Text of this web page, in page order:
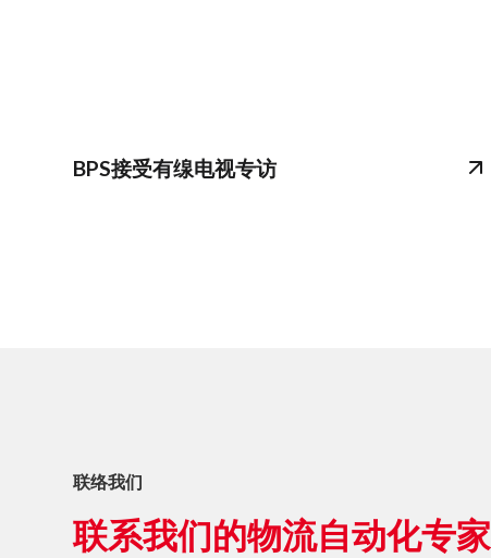
BPS接受有缐电视专访
联络我们
联系我们的物流自动化专家